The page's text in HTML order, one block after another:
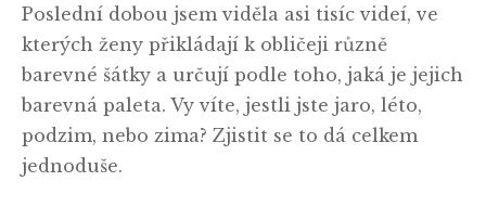
Poslední dobou jsem viděla asi tisíc videí, ve
kterých ženy přikládají k obličeji různě
barevné šátky a určují podle toho, jaká je jejich
barevná paleta. Vy víte, jestli jste jaro, léto,
podzim, nebo zima? Zjistit se to dá celkem
jednoduše.